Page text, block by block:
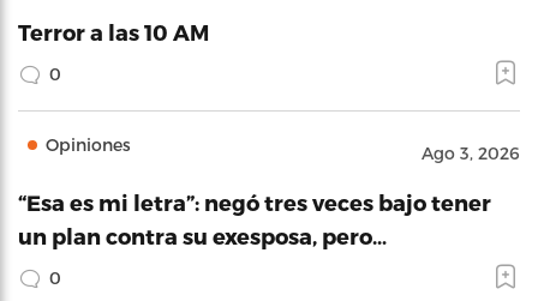
Terror a las 10 AM
0
Opiniones Ago 3, 2026
“Esa es mi letra”: negó tres veces bajo tener
un plan contra su exesposa, pero…
0